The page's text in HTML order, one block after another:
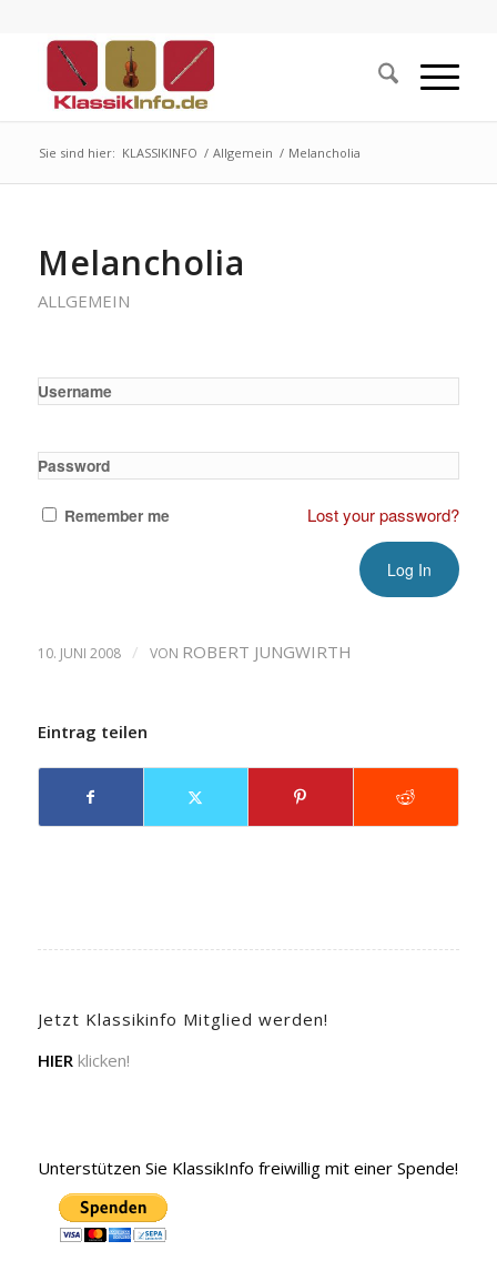
Sie sind hier: KLASSIKINFO / Allgemein / Melancholia
Melancholia
ALLGEMEIN
Username
Password
Remember me Lost your password?
10. JUNI 2008 / VON ROBERT JUNGWIRTH
Eintrag teilen
Jetzt Klassikinfo Mitglied werden!
HIER klicken!
Unterstützen Sie KlassikInfo freiwillig mit einer Spende!